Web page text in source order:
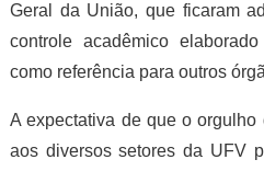
Geral da União, que ficaram
controle acadêmico
como referência para outros
A expectativa de que o
aos diversos setores da UFV